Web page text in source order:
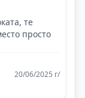
те
просто
20/06/2025 г/